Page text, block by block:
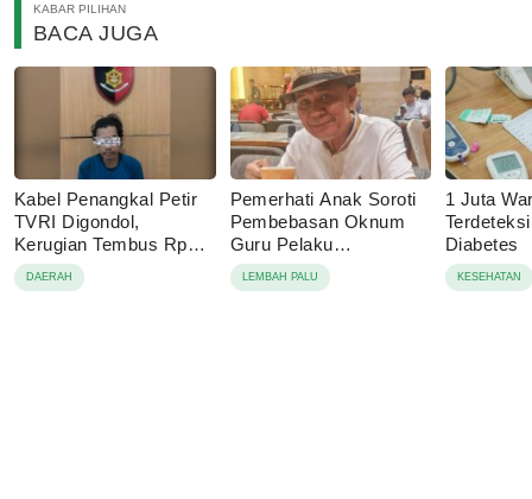
KABAR PILIHAN
BACA JUGA
Kabel Penangkal Petir
TVRI Digondol,
Kerugian Tembus Rp80
Juta
DAERAH
Pemerhati Anak Soroti
Pembebasan Oknum
Guru Pelaku
Pencabulan, Desak
Proses Hukum
LEMBAH PALU
1 Juta
Diabetes
KESEHATAN